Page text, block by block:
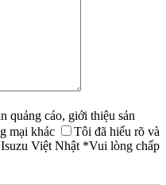
quảng cáo, giới thiệu sản
mại khác
Tôi đã hiểu rõ và
Việt Nhật *Vui lòng chấp